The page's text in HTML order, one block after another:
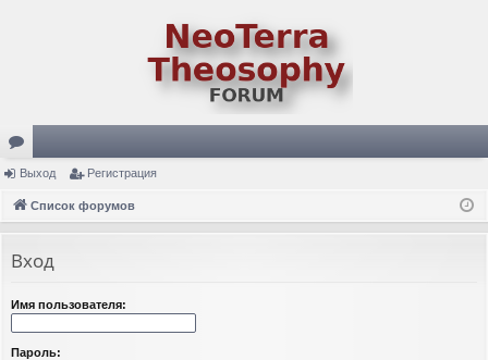
ор
ум
Выход Регистрация
Список форумов
Вход
Имя пользователя:
Пароль: